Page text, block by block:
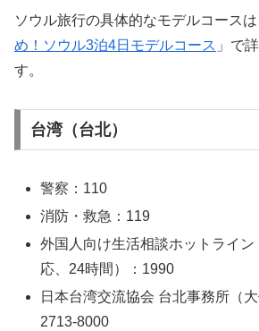
ソウル旅行の具体的なモデルコースは
め！ソウル3泊4日モデルコース 」で
す。
台湾（台北）
警察：110
消防・救急：119
外国人向け生活相談ホットライ
応、24時間）：1990
日本台湾交流協会 台北事務所（
2713-8000